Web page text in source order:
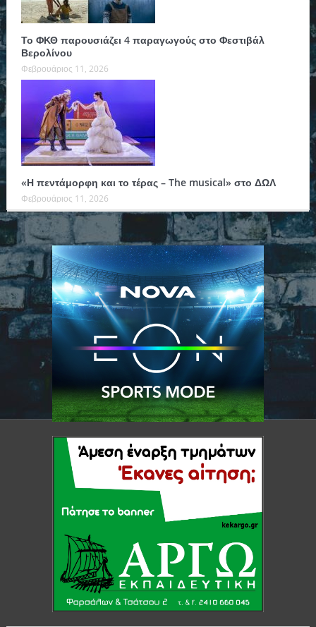
Το ΦΚΘ παρουσιάζει 4 παραγωγούς στο Φεστιβάλ
Βερολίνου
Φεβρουάριος 11, 2026
«Η πεντάμορφη και το τέρας – The musical» στο ΔΩΛ
Φεβρουάριος 11, 2026